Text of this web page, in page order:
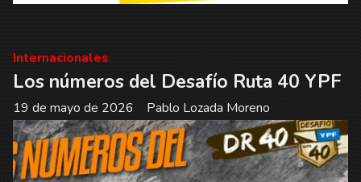
Los números del Desafío Ruta 40 YPF
Pablo Lozada Moreno
Internacionales
19 de mayo de 2026